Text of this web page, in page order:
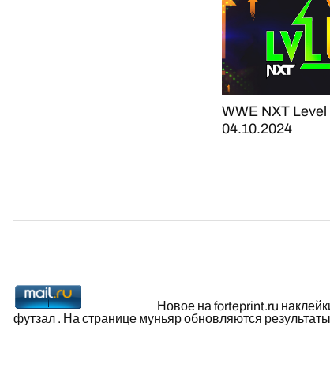
WWE NXT Level
04.10.2024
Новое на forteprint.ru
футзал . На странице муньяробновляются